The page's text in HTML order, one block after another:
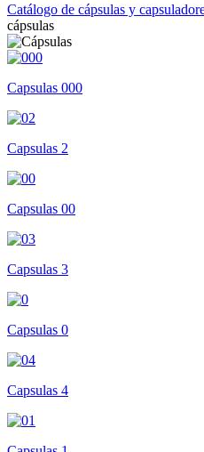
Catálogo de cápsulas y
cápsulas
Capsulas 000
Capsulas 2
Capsulas 00
Capsulas 3
Capsulas 0
Capsulas 4